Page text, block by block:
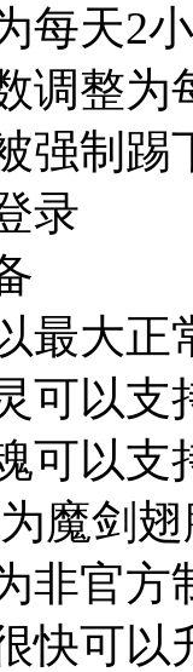
每天2
调整为
强制踢
录
最大
可以支
可以支
魔剑
非官
快可以